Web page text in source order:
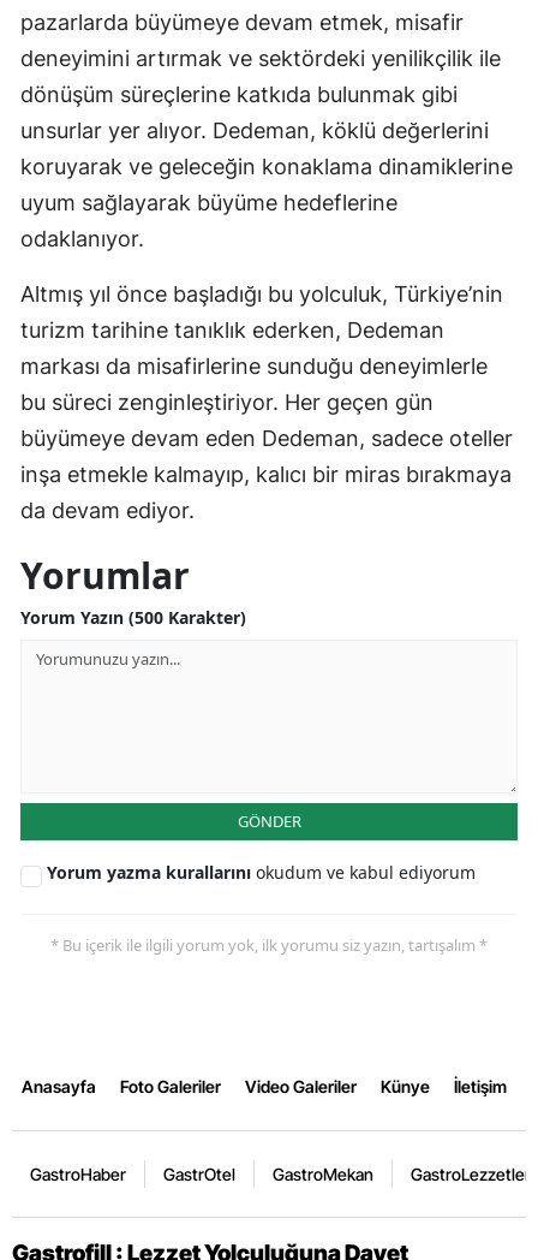
pazarlarda büyümeye devam etmek, misafir
deneyimini artırmak ve sektördeki yenilikçilik ile
dönüşüm süreçlerine katkıda bulunmak gibi
unsurlar yer alıyor. Dedeman, köklü değerlerini
koruyarak ve geleceğin konaklama dinamiklerine
uyum sağlayarak büyüme hedeflerine
odaklanıyor.
Altmış yıl önce başladığı bu yolculuk, Türkiye’nin
turizm tarihine tanıklık ederken, Dedeman
markası da misafirlerine sunduğu deneyimlerle
bu süreci zenginleştiriyor. Her geçen gün
büyümeye devam eden Dedeman, sadece oteller
inşa etmekle kalmayıp, kalıcı bir miras bırakmaya
da devam ediyor.
Yorumlar
Yorum Yazın (500 Karakter)
GÖNDER
Yorum yazma kurallarını okudum ve kabul ediyorum
* Bu içerik ile ilgili yorum yok, ilk yorumu siz yazın, tartışalım *
Anasayfa Foto Galeriler Video Galeriler Künye İletişim
GastroHaber GastrOtel GastroMekan GastroLezzetler
Gastrofill : Lezzet Yolculuğuna Davet